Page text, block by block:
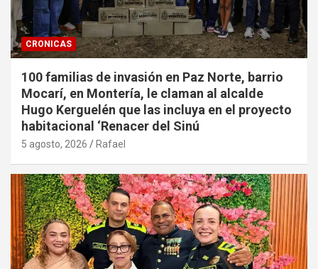
CRONICAS
100 familias de invasión en Paz Norte, barrio
Mocarí, en Montería, le claman al alcalde
Hugo Kerguelén que las incluya en el proyecto
habitacional ‘Renacer del Sinú
5 agosto, 2026 Rafael